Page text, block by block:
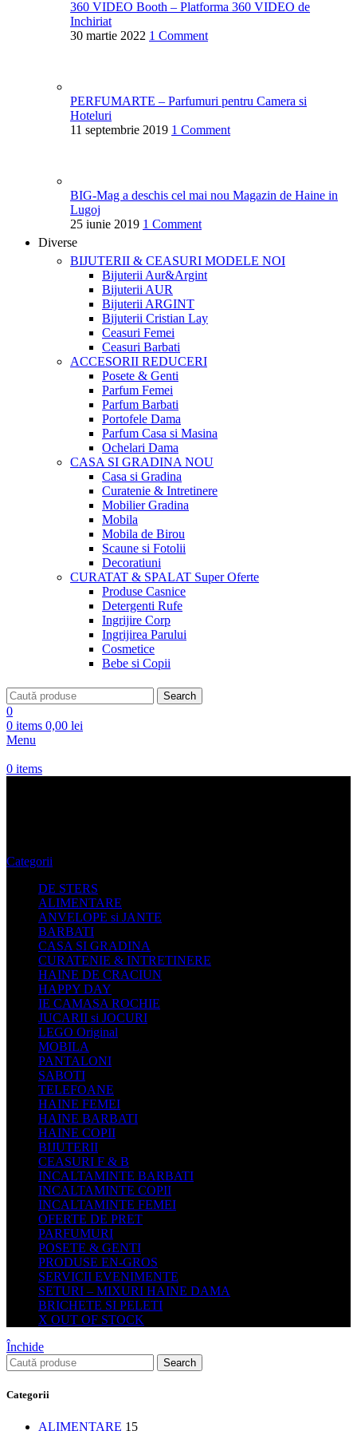
360 VIDEO Booth – Platforma 360 VIDEO de
Inchiriat
30 martie 2022 1 Comment
PERFUMARTE – Parfumuri pentru Camera si
Hoteluri
11 septembrie 2019 1 Comment
BIG-Mag a deschis cel mai nou Magazin de Haine in
Lugoj
25 iunie 2019 1 Comment
Diverse
BIJUTERII & CEASURI MODELE NOI
Bijuterii Aur&Argint
Bijuterii AUR
Bijuterii ARGINT
Bijuterii Cristian Lay
Ceasuri Femei
Ceasuri Barbati
ACCESORII REDUCERI
Posete & Genti
Parfum Femei
Parfum Barbati
Portofele Dama
Parfum Casa si Masina
Ochelari Dama
CASA SI GRADINANOU
Casa si Gradina
Curatenie & Intretinere
Mobilier Gradina
Mobila
Mobila de Birou
Scaune si Fotolii
Decoratiuni
CURATAT & SPALAT Super Oferte
Produse Casnice
Detergenti Rufe
Ingrijire Corp
Ingrijirea Parului
Cosmetice
Bebe si Copii
Search
0
0 items 0,00 lei
Menu
0 items
Categorii
DE STERS
ALIMENTARE
ANVELOPE si JANTE
BARBATI
CASA SI GRADINA
CURATENIE & INTRETINERE
HAINE DE CRACIUN
HAPPY DAY
IE CAMASA ROCHIE
JUCARII si JOCURI
LEGO Original
MOBILA
PANTALONI
SABOTI
TELEFOANE
HAINE FEMEI
HAINE BARBATI
HAINE COPII
BIJUTERII
CEASURI F & B
INCALTAMINTE BARBATI
INCALTAMINTE COPII
INCALTAMINTE FEMEI
OFERTE DE PRET
PARFUMURI
POSETE & GENTI
PRODUSE EN-GROS
SERVICII EVENIMENTE
SETURI – MIXURI HAINE DAMA
BRICHETE SI PELETI
X OUT OF STOCK
Închide
Search
Categorii
ALIMENTARE 15